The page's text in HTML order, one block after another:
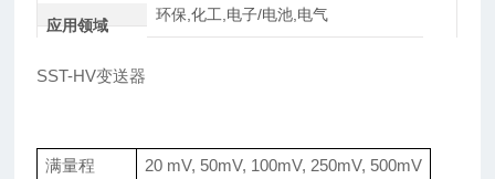
应用领域
环保,化工,电子/电池,电气
SST-HV变送器
满量程 20 mV, 50mV, 100mV, 250mV, 500mV